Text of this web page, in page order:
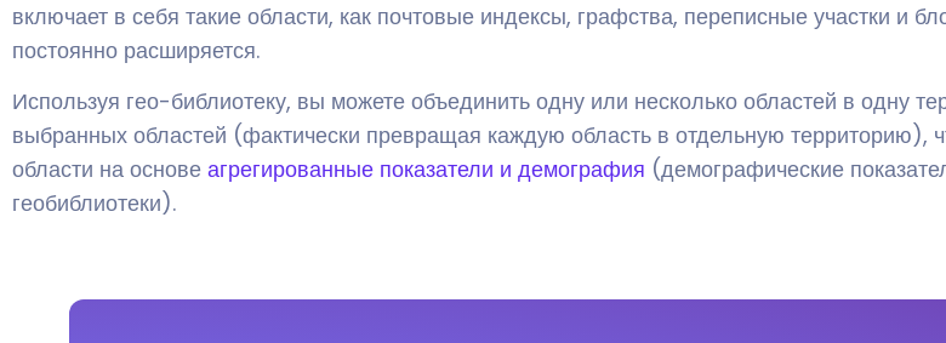
включает в себя такие области, как почтовые индексы, графства, переписные участки и
постоянно расширяется.
Используя гео-библиотеку, вы можете объединить одну или несколько областей в одну
выбранных областей (фактически превращая каждую область в отдельную территорию),
области на основе агрегированные показатели и демография (демографические
геобиблиотеки).